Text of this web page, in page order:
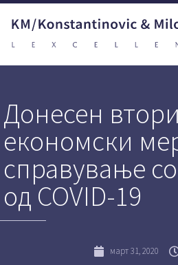
Донесен
економски
справување
од COVID-19
март 31, 2020